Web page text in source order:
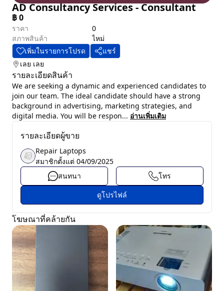
AD Consultancy Services - Consultant
฿0
ราคา
0
สภาพสินค้า
ไหม่
เพิ่มในรายการโปรด
แชร์
เลย เลย
รายละเอียดสินค้า
We are seeking a dynamic and experienced candidates to
join our team. The ideal candidate should have a strong
background in advertising, marketing strategies, and
digital media. You will be respon... อ่านเพิ่มเติม
รายละเอียดผู้ขาย
Repair Laptops
สมาชิกตั้งแต่ 04/09/2025
สนทนา
โทร
ดูโปรไฟล์
โฆษณาที่คล้ายกัน